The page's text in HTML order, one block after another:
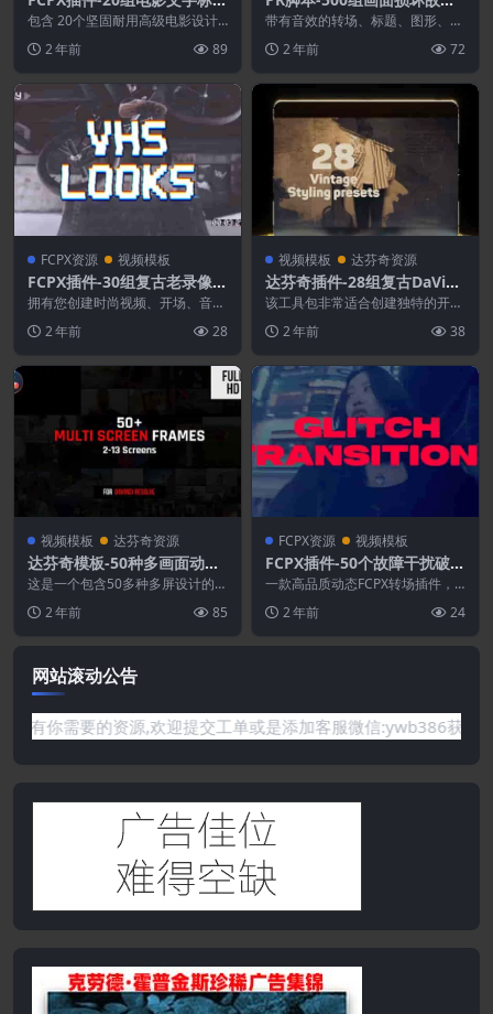
排版视觉设计
包含 20个坚固耐用高级电影设计
选择的编辑软件中无...
2 年前 89
干扰VHS色散毛刺抖动转场预
设
带有音效的转场、标题、图形、V
过渡预设。包含11...
2 年前 72
FCPX资源 视频模板
FCPX插件-30组复古老录像带
视觉风格效果预设 VHS Loo
ks
拥有您创建时尚视频、开场、音乐
一切，并采用 VHS...
2 年前 28
视频模板 达芬奇资源
达芬奇插件-28组复古DaVinc
i Resolve视频系列预设
该工具包非常适合创建独特的开场
所有预设都包含各种可...
2 年前 38
视频模板 达芬奇资源
达芬奇模板-50种多画面动态
组合视频分屏预设 Multi Scr
een Frames Pack
这是一个包含50多种多屏设计的
分屏视频。包括易于理...
2 年前 85
FCPX资源 视频模板
FCPX插件-50个故障干扰破损
失真毛刺视频转场预设
一款高品质动态FCPX转场插件，
一个创意项目。可...
2 年前 24
网站滚动公告
是网站没有你需要的资源,欢迎提交工单或是添加客服微信